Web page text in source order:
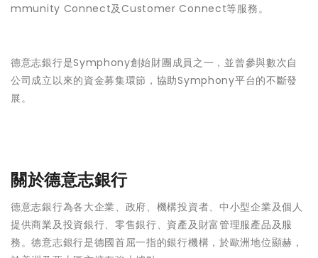
mmunity Connect及Customer Connect等服務。
德意志銀行是Symphony創始財團成員之一，並曾參與數次自
公司成立以來的資金募集環節，協助Symphony平台的不斷發
展。
關於德意志銀行
德意志銀行為各大企業、政府、機構投資者、中小型企業及個人
提供商業及投資銀行、零售銀行、資產及財富管理服產品及服
務。德意志銀行是德國首屈一指的銀行機構，於歐洲地位顯赫，